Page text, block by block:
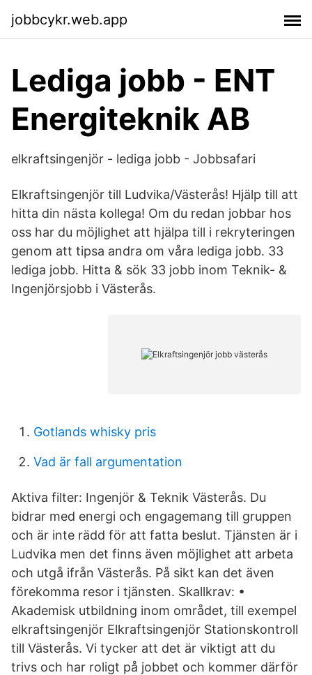
jobbcykr.web.app
Lediga jobb - ENT
Energiteknik AB
elkraftsingenjör - lediga jobb - Jobbsafari
Elkraftsingenjör till Ludvika/Västerås! Hjälp till att
hitta din nästa kollega! Om du redan jobbar hos
oss har du möjlighet att hjälpa till i rekryteringen
genom att tipsa andra om våra lediga jobb. 33
lediga jobb. Hitta & sök 33 jobb inom Teknik- &
Ingenjörsjobb i Västerås.
Gotlands whisky pris
Vad är fall argumentation
Aktiva filter: Ingenjör & Teknik Västerås. Du
bidrar med energi och engagemang till gruppen
och är inte rädd för att fatta beslut. Tjänsten är i
Ludvika men det finns även möjlighet att arbeta
och utgå ifrån Västerås. På sikt kan det även
förekomma resor i tjänsten. Skallkrav: •
Akademisk utbildning inom området, till exempel
elkraftsingenjör Elkraftsingenjör Stationskontroll
till Västerås. Vi tycker att det är viktigt att du
trivs och har roligt på jobbet och kommer därför